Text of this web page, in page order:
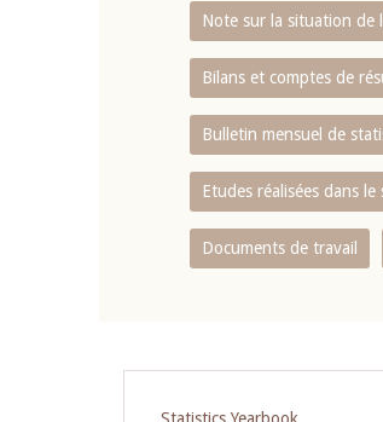
Note sur la situation de
Bilans et comptes de
Bulletin mensuel de
Etudes réalisées dans
Documents de travail